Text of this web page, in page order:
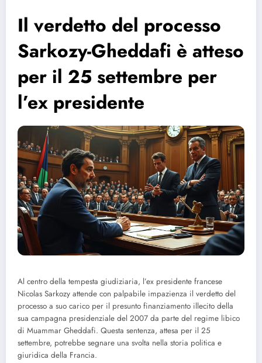
Il verdetto del processo
Sarkozy-Gheddafi è atteso
per il 25 settembre per
l’ex presidente
Al centro della tempesta giudiziaria, l’ex presidente francese
Nicolas Sarkozy attende con palpabile impazienza il verdetto del
processo a suo carico per il presunto finanziamento illecito della
sua campagna presidenziale del 2007 da parte del regime libico
di Muammar Gheddafi. Questa sentenza, attesa per il 25
settembre, potrebbe segnare una svolta nella storia politica e
giuridica della Francia.